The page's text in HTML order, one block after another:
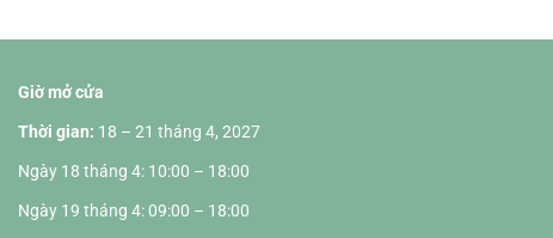
Giờ mở cửa
Thời gian: 18 – 21 tháng 4, 2027
Ngày 18 tháng 4: 10:00 – 18:00
Ngày 19 tháng 4: 09:00 – 18:00